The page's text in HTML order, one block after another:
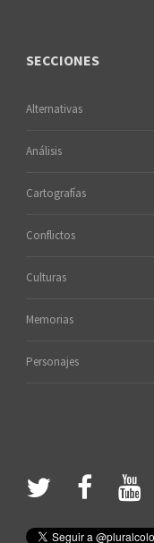
SECCIONES
Alternativas
Análisis
Cartografías
Conflictos
Culturas
Memorias
Personajes